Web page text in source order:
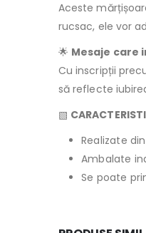
Aceste
rucsac, ele vor
🌟 Mesaje care
Cu inscripții
să reflecte
▧
Realizate
Ambalate
Se poate